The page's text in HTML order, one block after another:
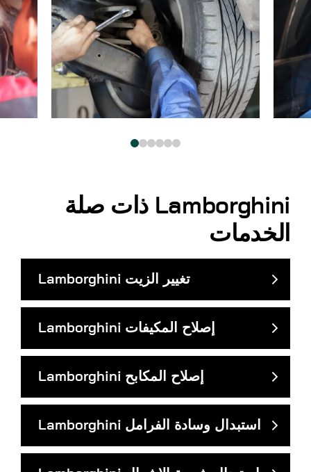
Lamborghini
الخدمات
Lamborghini تغيير الزيت
Lamborghini إصلاح المكيفات
Lamborghini إصلاح المكابح
Lamborghini استبدال وسادة الفرامل